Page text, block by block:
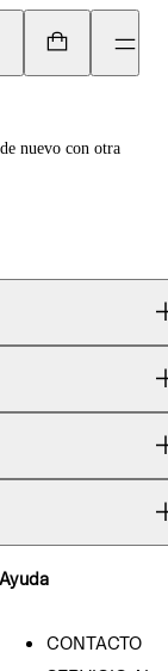
nuevo con otra
Ayuda
CONTACTO